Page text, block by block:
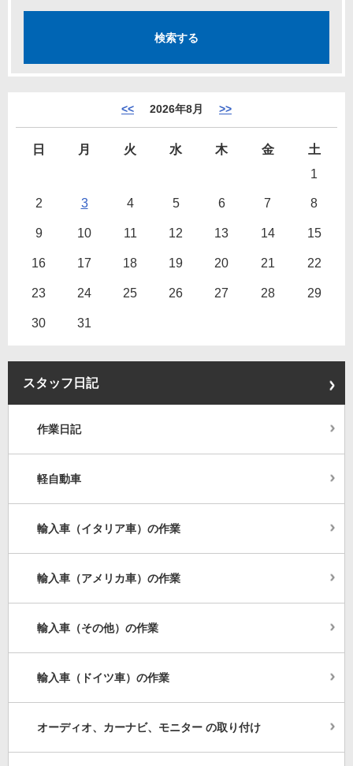
<< 2026年8月 >>
日 月 火 水 木 金
土
1
2 3 4 5 6 7 8
9 10 11 12 13 14 15
16 17 18 19 20 21 22
23 24 25 26 27 28 29
30 31
スタッフ日記
作業日記
軽自動車
輸入車（イタリア車）の作業
輸入車（アメリカ車）の作業
輸入車（その他）の作業
輸入車（ドイツ車）の作業
オーディオ、カーナビ、モニター の取り付け